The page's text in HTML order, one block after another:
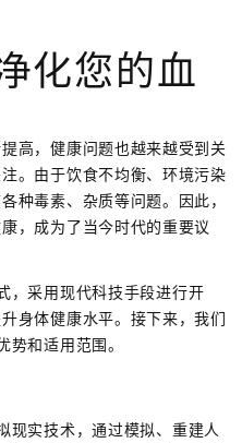
净化您的血
高，健康问题也越来越受到关
。由于饮食不均衡、环境污染
种毒素、杂质等问题。因此，
，成为了当今时代的重要议
，采用现代科技手段进行开
身体健康水平。接下来，我们
和适用范围。
现实技术，通过模拟、重建人